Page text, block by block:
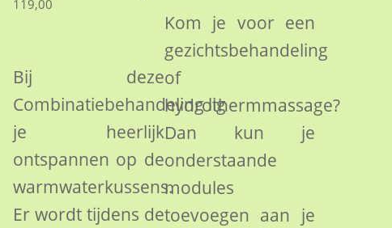
119,00
Bij deze
Combinatiebehandeling lig
je heerlijk
ontspannen op de
warmwaterkussens.
Er wordt tijdens de
Kom je voor een
gezichtsbehandeling
of
hydrothermmassage?
Dan kun je
onderstaande
modules
toevoegen aan je